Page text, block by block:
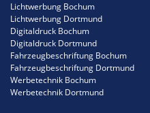
Lichtwerbung Bochum
Lichtwerbung Dortmund
Digitaldruck Bochum
Digitaldruck Dortmund
Fahrzeugbeschriftung Bochum
Fahrzeugbeschriftung Dortmund
Werbetechnik Bochum
Werbetechnik Dortmund